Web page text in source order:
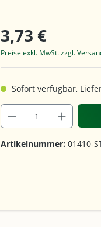
3,73 €
Preise exkl. MwSt. zzgl.
Sofort verfügbar,
Artikelnummer: 01410-